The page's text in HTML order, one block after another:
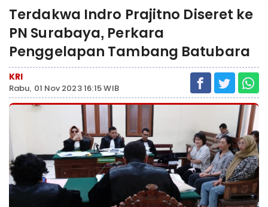
Terdakwa Indro Prajitno Diseret ke
PN Surabaya, Perkara
Penggelapan Tambang Batubara
KRI
Rabu, 01 Nov 2023 16:15 WIB